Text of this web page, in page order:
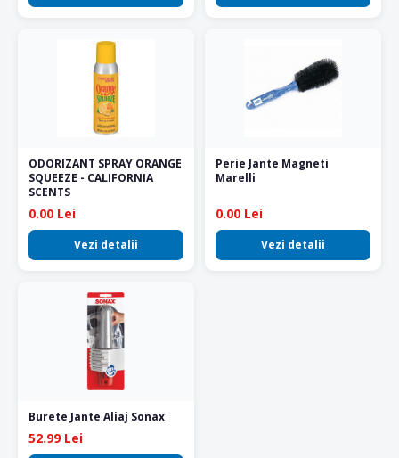
ODORIZANT SPRAY ORANGE
SQUEEZE - CALIFORNIA
SCENTS
0.00 Lei
Vezi detalii
Perie Jante Magneti
Marelli
0.00 Lei
Vezi detalii
Burete Jante Aliaj Sonax
52.99 Lei